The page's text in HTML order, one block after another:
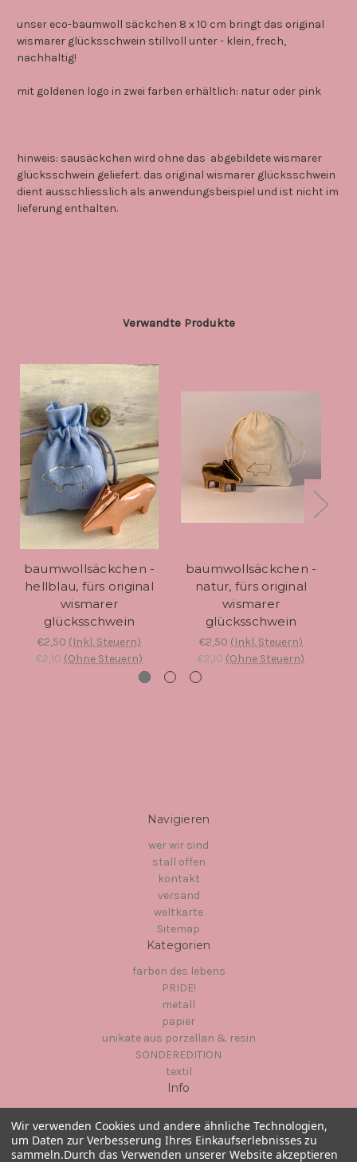
unser eco-baumwoll säckchen 8 x 10 cm bringt das original
wismarer glücksschwein stillvoll unter - klein, frech,
nachhaltig!
mit goldenen logo in zwei farben erhältlich: natur oder pink
hinweis: sausäckchen wird ohne das abgebildete wismarer
glücksschwein geliefert. das original wismarer glücksschwein
dient ausschliesslich als anwendungsbeispiel und ist nicht im
lieferung enthalten.
Verwandte Produkte
baumwollsäckchen -
hellblau, fürs original
wismarer
glücksschwein
€2,50 (Inkl. Steuern)
€2,10 (Ohne Steuern)
baumwollsäckchen -
natur, fürs original
wismarer
glücksschwein
€2,50 (Inkl. Steuern)
€2,10 (Ohne Steuern)
Navigieren
wer wir sind
stall offen
kontakt
versand
weltkarte
Sitemap
Kategorien
farben des lebens
PRIDE!
metall
papier
unikate aus porzellan & resin
SONDEREDITION
textil
Info
23966
Wismar
Wir verwenden Cookies und andere ähnliche Technologien,
um Daten zur Verbesserung Ihres Einkaufserlebnisses zu
sammeln.Durch das Verwenden unserer Website akzeptieren